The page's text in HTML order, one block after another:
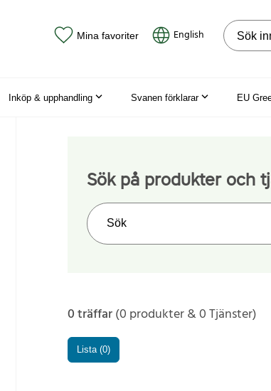
Mina favoriter English Sök på
Inköp & upphandling Svanen förklarar EU
Sök på produkter och
Sök på webbplatsen
0 träffar(0 produkter & 0 Tjänster)
Lista (0)